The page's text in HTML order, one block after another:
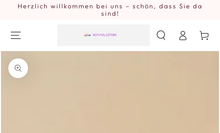
ZUM INHALT
Herzlich willkommen bei uns – schön, dass Sie da
sind!
Einloggen
PRODUKTINFORMATIONEN
SPRINGEN